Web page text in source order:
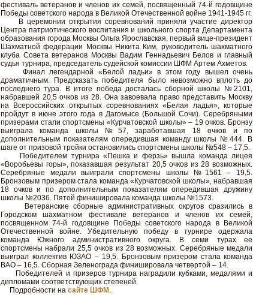
фестиваль ветеранов и членов их семей, посвященный 74-й годовщине
Победы советского народа в Великой Отечественной войне 1941-1945 гг.
В церемонии открытия соревнований приняли участие директор
Центра патриотического воспитания и школьного спорта Департамента
образования города Москвы Ольга Ярославская, первый вице-президент
Шахматной федерации Москвы Никита Ким, руководитель шахматного
клуба Совета ветеранов Москвы Вадим Геннадьевич Белов и главный
судья турнира, председатель судейской комиссии ШФМ Артем Ахметов.
Финал легендарной «Белой ладьи» в этом году вышел очень
драматичным. Предсказать победителя было невозможно вплоть до
последнего тура. В итоге победа досталась сборной школы №2101,
набравшей 20,5 очков из 28. Она завоевала право представить Москву
на Всероссийских открытых соревнованиях «Белая ладья», которые
пройдут в июне этого года в Дагомысе (Большой Сочи). Серебряными
призерами стали спортсмены «Курчатовской школы» – 19 очков. Бронзу
выиграла команда школы №57, заработавшая 18 очков и по
дополнительным показателям опередившая команду школы №444. В
шаге от призовой тройки остановились спортсмены школы №548 – 17,5.
Победителем турнира «Пешка и ферзь» вышла команда лицея
«Воробьевы горы», показавшая результат 20,5 очков из 28 возможных.
Серебряные медали выиграли спортсмены школы №1561 – 19,5.
Бронзовым призером стала команда «Курчатовской школы», набравшая
18 очков и по дополнительным показателям опередившая дружину
школы №2036. Пятой финишировала команда школы №1573.
Ветеранские сборные административных округов сразились в
Городском шахматном фестивале ветеранов и членов их семей,
посвященном 74-й годовщине Победы советского народа в Великой
Отечественной войне. Убедительную победу в турнире одержала
команда Южного административного округа. В семи турах ее
спортсмены набрали 25,5 очков из 28 возможных. Серебряные медали
выиграл коллектив ЮЗАО – 19,5. Бронзовым призером стала команда
ВАО – 16,5. Сборная Зеленограда финишировала четвертой – 14.
Победителей и призеров турнира наградили кубками, медалями и
дипломами соответствующих степеней.
Подробности на сайте ШФМ .